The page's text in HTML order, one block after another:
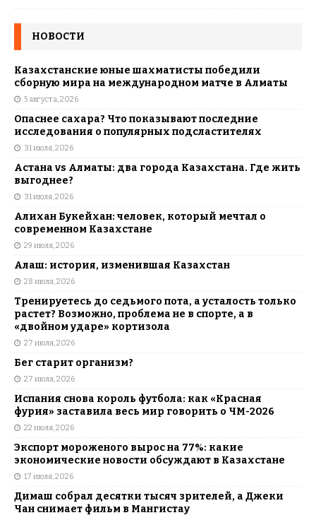
НОВОСТИ
Казахстанские юные шахматисты победили
сборную мира на международном матче в Алматы
5 августа, 2026
Опаснее сахара? Что показывают последние
исследования о популярных подсластителях
31 июля, 2026
Астана vs Алматы: два города Казахстана. Где жить
выгоднее?
31 июля, 2026
Алихан Букейхан: человек, который мечтал о
современном Казахстане
29 июля, 2026
Алаш: история, изменившая Казахстан
28 июля, 2026
Тренируетесь до седьмого пота, а усталость только
растет? Возможно, проблема не в спорте, а в
«двойном ударе» кортизола
27 июля, 2026
Бег старит организм?
27 июля, 2026
Испания снова король футбола: как «Красная
фурия» заставила весь мир говорить о ЧМ-2026
22 июля, 2026
Экспорт мороженого вырос на 77%: какие
экономические новости обсуждают в Казахстане
17 июля, 2026
Димаш собрал десятки тысяч зрителей, а Джеки
Чан снимает фильм в Мангистау